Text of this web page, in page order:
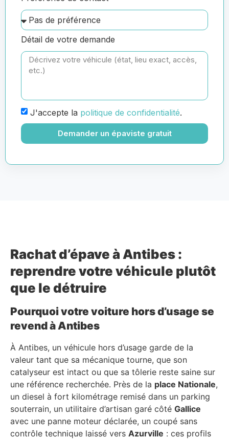
Détail de votre demande
J'accepte la politique de confidentialité.
Demander un épaviste gratuit
Rachat d’épave à Antibes :
reprendre votre véhicule plutôt
que le détruire
Pourquoi votre voiture hors d’usage se
revend à Antibes
À Antibes, un véhicule hors d’usage garde de la
valeur tant que sa mécanique tourne, que son
catalyseur est intact ou que sa tôlerie reste saine sur
une référence recherchée. Près de la place Nationale,
un diesel à fort kilométrage remisé dans un parking
souterrain, un utilitaire d’artisan garé côté Gallice
avec une panne moteur déclarée, un coupé sans
contrôle technique laissé vers Azurville : ces profils